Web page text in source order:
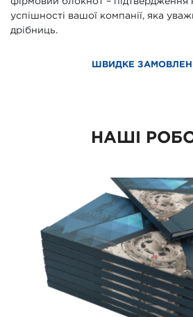
фірмовий блокнот – підтвердження
успішності вашої компанії, яка
дрібниць.
ШВИДКЕ
НАШІ